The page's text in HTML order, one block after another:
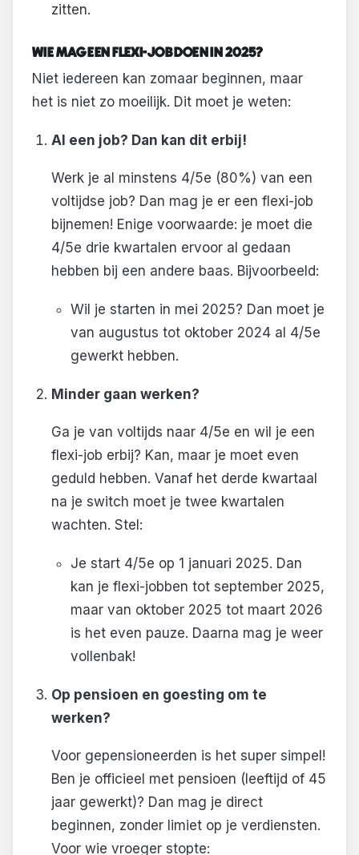
zitten.
WIE MAG EEN FLEXI-JOB DOEN IN 2025?
Niet iedereen kan zomaar beginnen, maar
het is niet zo moeilijk. Dit moet je weten:
Al een job? Dan kan dit erbij!
Werk je al minstens 4/5e (80%) van een
voltijdse job? Dan mag je er een flexi-job
bijnemen! Enige voorwaarde: je moet die
4/5e drie kwartalen ervoor al gedaan
hebben bij een andere baas. Bijvoorbeeld:
Wil je starten in mei 2025? Dan moet je
van augustus tot oktober 2024 al 4/5e
gewerkt hebben.
Minder gaan werken?
Ga je van voltijds naar 4/5e en wil je een
flexi-job erbij? Kan, maar je moet even
geduld hebben. Vanaf het derde kwartaal
na je switch moet je twee kwartalen
wachten. Stel:
Je start 4/5e op 1 januari 2025. Dan
kan je flexi-jobben tot september 2025,
maar van oktober 2025 tot maart 2026
is het even pauze. Daarna mag je weer
vollenbak!
Op pensioen en goesting om te
werken?
Voor gepensioneerden is het super simpel!
Ben je officieel met pensioen (leeftijd of 45
jaar gewerkt)? Dan mag je direct
beginnen, zonder limiet op je verdiensten.
Voor wie vroeger stopte: